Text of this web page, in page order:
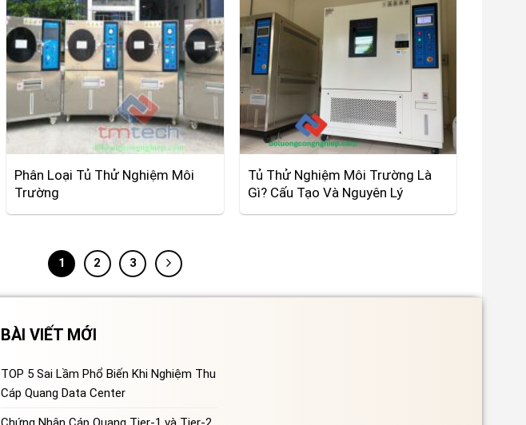
Phân Loại Tủ Thử Nghiệm Môi
Trường
Tủ Thử Nghiệm Môi Trường Là
Gì? Cấu Tạo Và Nguyên Lý
1 2 3
BÀI VIẾT MỚI
TOP 5 Sai Lầm Phổ Biến Khi Nghiệm Thu
Cáp Quang Data Center